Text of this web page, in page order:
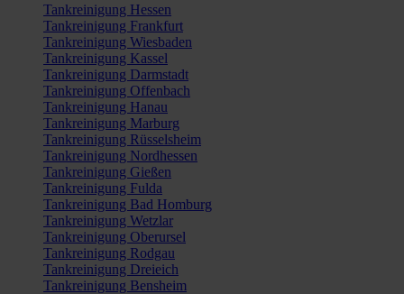
Tankreinigung Hessen
Tankreinigung Frankfurt
Tankreinigung Wiesbaden
Tankreinigung Kassel
Tankreinigung Darmstadt
Tankreinigung Offenbach
Tankreinigung Hanau
Tankreinigung Marburg
Tankreinigung Rüsselsheim
Tankreinigung Nordhessen
Tankreinigung Gießen
Tankreinigung Fulda
Tankreinigung Bad Homburg
Tankreinigung Wetzlar
Tankreinigung Oberursel
Tankreinigung Rodgau
Tankreinigung Dreieich
Tankreinigung Bensheim